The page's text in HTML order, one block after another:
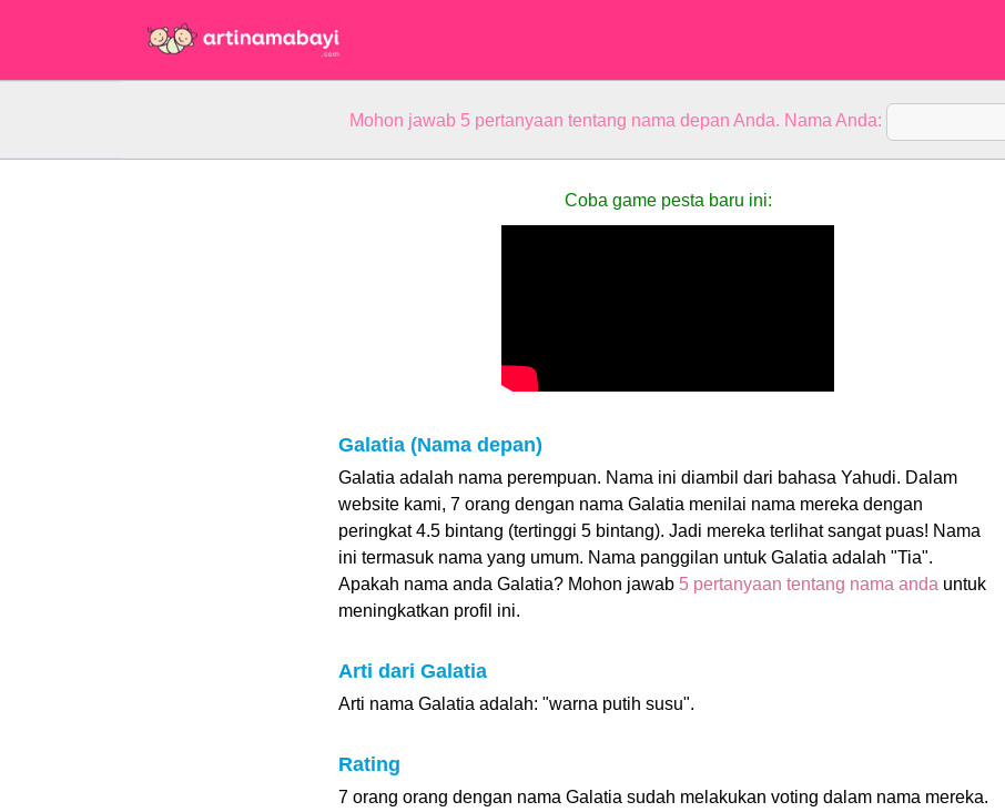
Mohon jawab 5 pertanyaan tentang nama depan Anda. Nama Anda:
Coba game pesta baru ini:
Galatia (Nama depan)
Galatia adalah nama perempuan. Nama ini diambil dari bahasa Yahudi. Dalam
website kami, 7 orang dengan nama Galatia menilai nama mereka dengan
peringkat 4.5 bintang (tertinggi 5 bintang). Jadi mereka terlihat sangat puas! Nama
ini termasuk nama yang umum. Nama panggilan untuk Galatia adalah "Tia".
Apakah nama anda Galatia? Mohon jawab 5 pertanyaan tentang nama anda untuk
meningkatkan profil ini.
Arti dari Galatia
Arti nama Galatia adalah: "warna putih susu".
Rating
7 orang orang dengan nama Galatia sudah melakukan voting dalam nama mereka.